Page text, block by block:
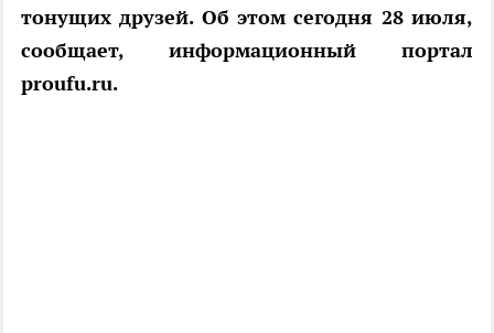
тонущих друзей. Об этом сегодня 28 июля,
сообщает, информационный портал
proufu.ru.